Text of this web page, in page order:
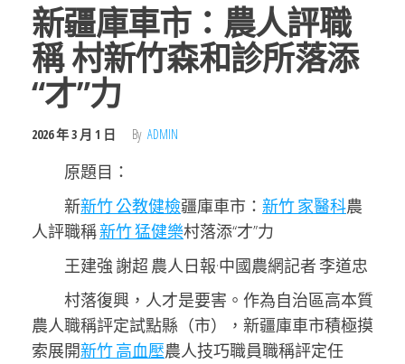
新疆庫車市：農人評職
稱 村新竹森和診所落添
“才”力
2026 年 3 月 1 日 By ADMIN
原題目：
新新竹 公教健檢疆庫車市： 新竹 家醫科農
人評職稱新竹 猛健樂村落添“才”力
王建強 謝超 農人日報·中國農網記者 李道忠
村落復興，人才是要害。作為自治區高本質
農人職稱評定試點縣（市），新疆庫車市積極摸
索展開新竹 高血壓農人技巧職員職稱評定任